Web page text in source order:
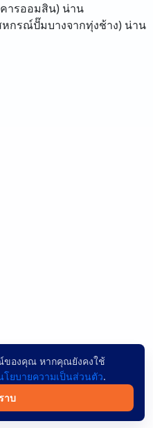
ารออมสิน) น่าน
กรณ์ปั๊มบางจากทุ่งช้าง) น่าน
ของคุณ หากคุณยังคงใช้
โยบายความเป็นส่วนตัว.
าบ